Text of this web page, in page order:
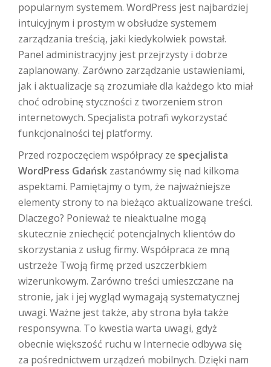
popularnym systemem. WordPress jest najbardziej
intuicyjnym i prostym w obsłudze systemem
zarządzania treścią, jaki kiedykolwiek powstał.
Panel administracyjny jest przejrzysty i dobrze
zaplanowany. Zarówno zarządzanie ustawieniami,
jak i aktualizacje są zrozumiałe dla każdego kto miał
choć odrobinę styczności z tworzeniem stron
internetowych. Specjalista potrafi wykorzystać
funkcjonalności tej platformy.
Przed rozpoczęciem współpracy ze specjalista
WordPress Gdańsk zastanówmy się nad kilkoma
aspektami. Pamiętajmy o tym, że najważniejsze
elementy strony to na bieżąco aktualizowane treści.
Dlaczego? Ponieważ te nieaktualne mogą
skutecznie zniechęcić potencjalnych klientów do
skorzystania z usług firmy. Współpraca ze mną
ustrzeże Twoją firmę przed uszczerbkiem
wizerunkowym. Zarówno treści umieszczane na
stronie, jak i jej wygląd wymagają systematycznej
uwagi. Ważne jest także, aby strona była także
responsywna. To kwestia warta uwagi, gdyż
obecnie większość ruchu w Internecie odbywa się
za pośrednictwem urządzeń mobilnych. Dzięki nam